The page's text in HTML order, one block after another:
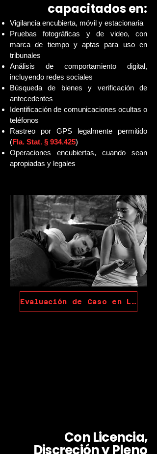
capacitados en:
Vigilancia encubierta, móvil y estacionaria
Pruebas fotográficas y de video, con
marca de tiempo y aptas para uso en
tribunales
Análisis de comportamiento digital,
incluyendo redes sociales
Búsqueda de bienes y verificación de
antecedentes
Identificación de comunicaciones ocultas o
teléfonos
Rastreo por GPS legalmente permitido
(Fla. Stat. § 934.425)
Operaciones encubiertas, cuando sean
apropiadas y legales
Evaluación de Caso en Línea
Con Licencia,
Discreción y Pleno